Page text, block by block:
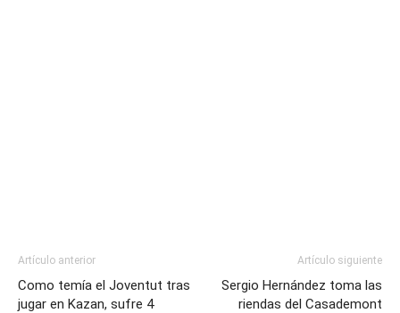
Artículo anterior
Como temía el Joventut tras
jugar en Kazan, sufre 4
Artículo siguiente
Sergio Hernández toma las
riendas del Casademont